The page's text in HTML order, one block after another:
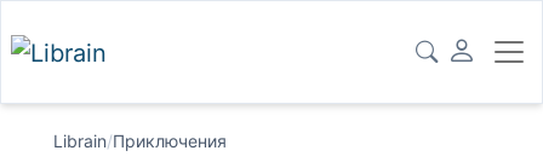
Librain/Приключения